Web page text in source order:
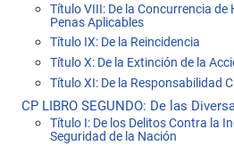
Título VIII: De la Concurrencia de
Penas Aplicables
Título IX: De la Reincidencia
Título X: De la Extinción de la
Título XI: De la Responsabilidad
CP LIBRO SEGUNDO: De las
Título I: De los Delitos Contra la
Seguridad de la Nación